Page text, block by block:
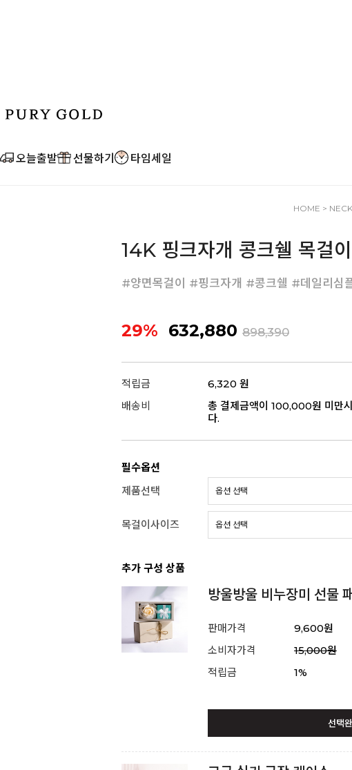
오늘출발 선물하기 타임세일
HOME >
14K 핑크자개 콩크쉘 목걸이
#양면목걸이 #핑크자개 #콩크쉘 #데일리심
29% 632,880 898,390
적립금
6,320 원
배송비
총 결제금액이 100,000원 미만
다.
필수옵션
제품선택
목걸이사이즈
추가 구성 상품
방울방울 비누장미 선물
판매가격
9,600원
소비자가격
15,000원
적립금
1%
선택